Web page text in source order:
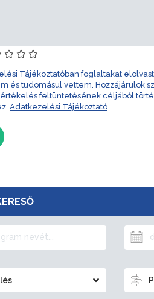
Tájékoztatóban foglaltakat
és tudomásul vettem. Hozzájárulok
feltüntetésének céljából
Adatkezelési Tájékoztató